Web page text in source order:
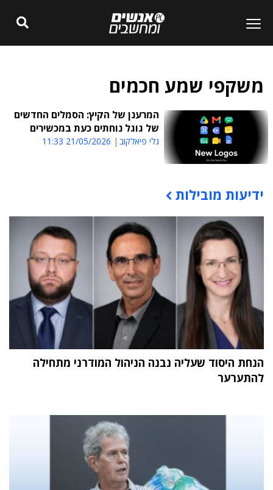
משקפי שמע חכמים
המרענן של הקיץ: הסמלים החדשים
של גוגל נוחתים כעת במכשירים
גלי פיאלקוב 21/05/2026 11:33
תוכן פרסומי
ידיעות מובילות
הנחת היסוד שעליה נבנה הניהול המודרני מתחילה
להתערער